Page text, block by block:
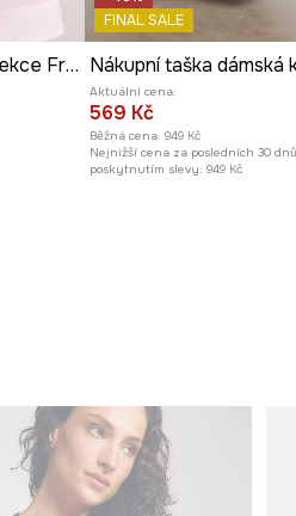
Bavlněná taška z kolekce Frida
FINAL SALE
Aktuální cena:
569 Kč
Běžná cena: 949 Kč
Nejnižší cena za posledních 30
poskytnutím slevy: 949 Kč